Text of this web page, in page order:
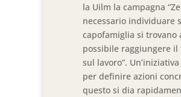
la Uilm la campagna
necessario individuare
capofamiglia si
possibile raggiungere
sul lavoro”.
per definire azioni
questo si dia